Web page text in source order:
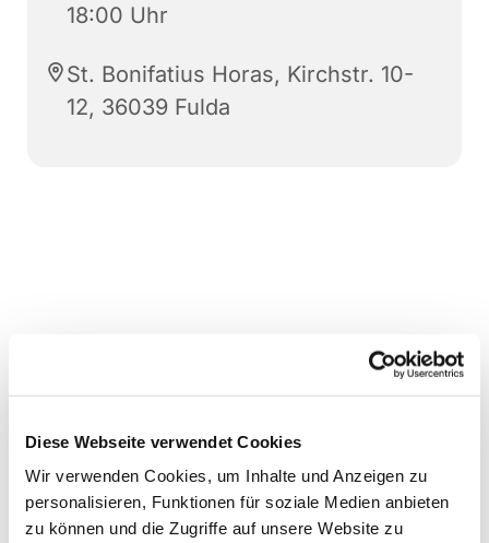
Diese Webseite verwendet Cookies
Wir verwenden Cookies, um Inhalte und Anzeigen zu
personalisieren, Funktionen für soziale Medien anbieten
zu können und die Zugriffe auf unsere Website zu
18:00 Uhr
St. Bonifatius Horas, Kirchstr. 10-
12, 36039 Fulda